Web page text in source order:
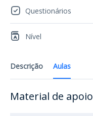
Descrição Aulas
Material de apoio
Questionários
Nível